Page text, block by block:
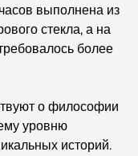
полное
2: путеводитель
кулинарное
выполнена из
стекла, а на
более
о философии
уровню
историй.